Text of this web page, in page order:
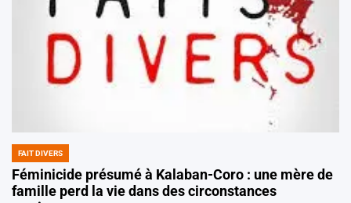
POSTED
IN
FAIT DIVERS
Féminicide présumé à Kalaban-Coro : une mère de
famille perd la vie dans des circonstances